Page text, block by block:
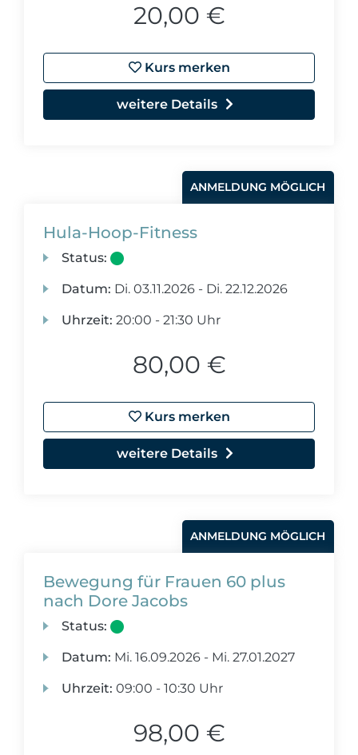
20,00 €
Kurs merken
weitere Details
ANMELDUNG MÖGLICH
Hula-Hoop-Fitness
Status:
Datum: Di. 03.11.2026 - Di. 22.12.2026
Uhrzeit: 20:00 - 21:30 Uhr
80,00 €
Kurs merken
weitere Details
ANMELDUNG MÖGLICH
Bewegung für Frauen 60 plus
nach Dore Jacobs
Status:
Datum: Mi. 16.09.2026 - Mi. 27.01.2027
Uhrzeit: 09:00 - 10:30 Uhr
98,00 €